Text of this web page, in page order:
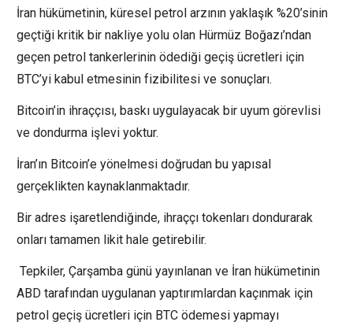
İran hükümetinin, küresel petrol arzının yaklaşık %20’sinin
geçtiği kritik bir nakliye yolu olan Hürmüz Boğazı’ndan
geçen petrol tankerlerinin ödediği geçiş ücretleri için
BTC’yi kabul etmesinin fizibilitesi ve sonuçları.
Bitcoin’in ihraççısı, baskı uygulayacak bir uyum görevlisi
ve dondurma işlevi yoktur.
İran’ın Bitcoin’e yönelmesi doğrudan bu yapısal
gerçeklikten kaynaklanmaktadır.
Bir adres işaretlendiğinde, ihraççı tokenları dondurarak
onları tamamen likit hale getirebilir.
Tepkiler, Çarşamba günü yayınlanan ve İran hükümetinin
ABD tarafından uygulanan yaptırımlardan kaçınmak için
petrol geçiş ücretleri için BTC ödemesi yapmayı